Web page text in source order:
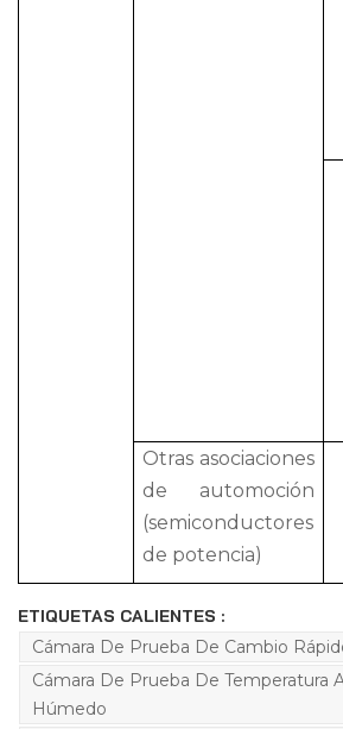
Otras asociaciones
de automoción
(semiconductores
de potencia)
ETIQUETAS CALIENTES :
Cámara De Prueba De Cambio
Cámara De Prueba De Temperatura
Húmedo